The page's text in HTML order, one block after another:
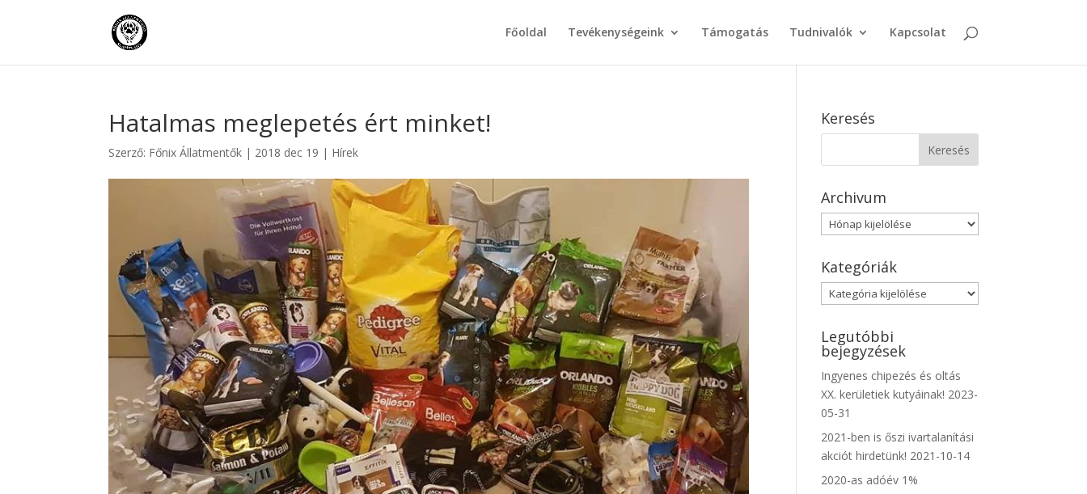
Főoldal Tevékenységeink Támogatás Tudnivalók Kapcsolat
Hatalmas meglepetés ért minket!
Szerző: Főnix Állatmentők | 2018 dec 19 | Hírek
Keresés
Archivum
Archivum
Kategóriák
Kategóriák
Legutóbbi
bejegyzések
Ingyenes chipezés és oltás
XX. kerületiek kutyáinak! 2023-
05-31
2021-ben is őszi ivartalanítási
akciót hirdetünk! 2021-10-14
2020-as adóév 1%